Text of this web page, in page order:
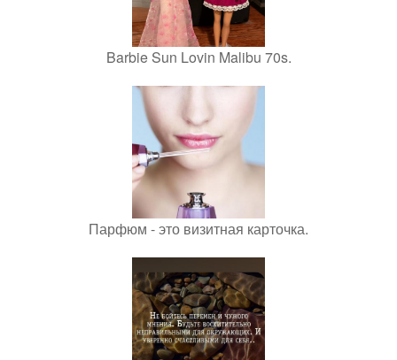
Barbie Sun Lovin Malibu 70s.
Парфюм - это визитная карточка.